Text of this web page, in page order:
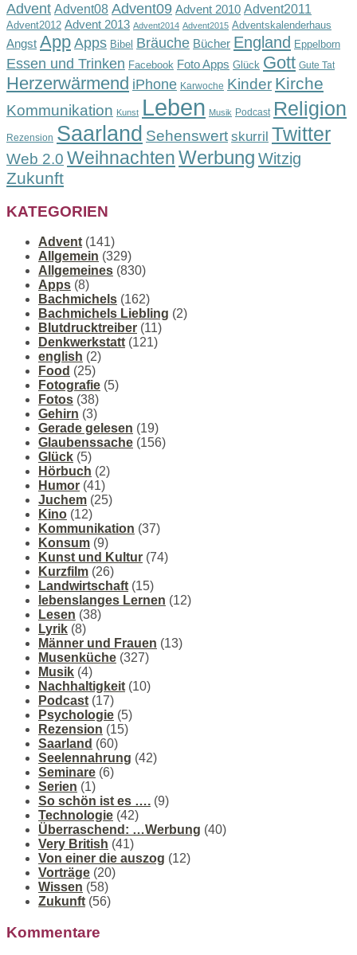
Advent Advent08 Advent09 Advent 2010 Advent2011
Advent2012 Advent 2013 Advent2014 Advent2015 Adventskalenderhaus
Angst App Apps Bibel Bräuche Bücher England Eppelborn
Essen und Trinken Facebook Foto Apps Glück Gott Gute Tat
Herzerwärmend iPhone Karwoche Kinder Kirche
Kommunikation Kunst Leben Musik Podcast Religion
Rezension Saarland Sehenswert skurril Twitter
Web 2.0 WeihnachtenWerbung Witzig
Zukunft
KATEGORIEN
Advent (141)
Allgemein (329)
Allgemeines (830)
Apps (8)
Bachmichels (162)
Bachmichels Liebling (2)
Blutdrucktreiber (11)
Denkwerkstatt (121)
english (2)
Food (25)
Fotografie (5)
Fotos (38)
Gehirn (3)
Gerade gelesen (19)
Glaubenssache (156)
Glück (5)
Hörbuch (2)
Humor (41)
Juchem (25)
Kino (12)
Kommunikation (37)
Konsum (9)
Kunst und Kultur (74)
Kurzfilm (26)
Landwirtschaft (15)
lebenslanges Lernen (12)
Lesen (38)
Lyrik (8)
Männer und Frauen (13)
Musenküche (327)
Musik (4)
Nachhaltigkeit (10)
Podcast (17)
Psychologie (5)
Rezension (15)
Saarland (60)
Seelennahrung (42)
Seminare (6)
Serien (1)
So schön ist es …. (9)
Technologie (42)
Überraschend: …Werbung (40)
Very British (41)
Von einer die auszog (12)
Vorträge (20)
Wissen (58)
Zukunft (56)
Kommentare